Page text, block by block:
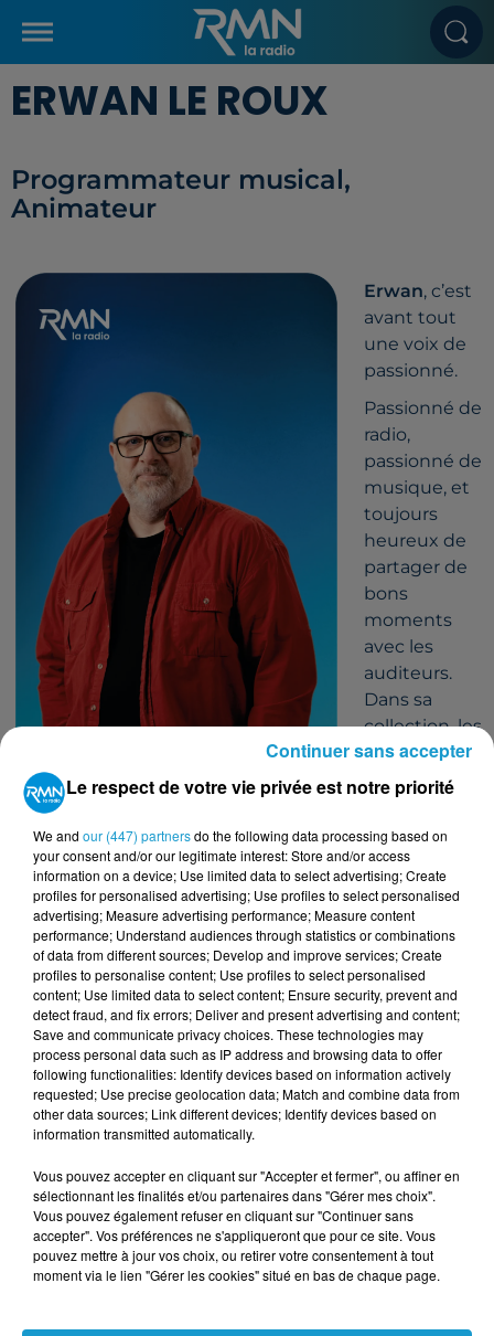
ERWAN LE ROUX
Programmateur musical,
Animateur
Erwan, c’est
avant tout
une voix de
passionné.
Passionné de
radio,
passionné de
musique, et
toujours
heureux de
partager de
bons
moments
avec les
auditeurs.
Dans sa
collection, les
vinyles ont
une place à
classiques,
les pépites,
les pochettes qu’on garde comme des trésors.
Musicien à ses heures perdues, il aime autant
écouter les notes que les faire vivre.
Avec lui, la radio se fait simple, chaleureuse,
complice… comme une chanson qu’on connaît déjà.
Erwanvous accompagne avec le sourire, l’oreille
curieuse, et toujours cette envie de faire vibrer la
journée en musique.
TITRES DIFFUSÉS Voir plus
21h07
21h07 21h03
21h03 21h00
21h00
Le respect de votre vie privée est notre priorité
We and our (447) partnersdo the following data processing based on
your consent and/or our legitimate interest: Store and/or access
information on a device; Use limited data to select advertising; Create
profiles for personalised advertising; Use profiles to select personalised
advertising; Measure advertising performance; Measure content
performance; Understand audiences through statistics or combinations
of data from different sources; Develop and improve services; Create
profiles to personalise content; Use profiles to select personalised
content; Use limited data to select content; Ensure security, prevent and
detect fraud, and fix errors; Deliver and present advertising and content;
Save and communicate privacy choices. These technologies may
process personal data such as IP address and browsing data to offer
following functionalities: Identify devices based on information actively
requested; Use precise geolocation data; Match and combine data from
other data sources; Link different devices; Identify devices based on
information transmitted automatically.
Vous pouvez accepter en cliquant sur "Accepter et fermer", ou affiner en
sélectionnant les finalités et/ou partenaires dans "Gérer mes choix".
Vous pouvez également refuser en cliquant sur "Continuer sans
accepter". Vos préférences ne s'appliqueront que pour ce site. Vous
pouvez mettre à jour vos choix, ou retirer votre consentement à tout
moment via le lien "Gérer les cookies" situé en bas de chaque page.
Continuer sans accepter